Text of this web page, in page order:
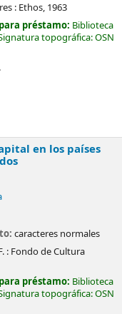
: Ethos, 1963
préstamo: Biblioteca
topográfica:OSN
.
en los países
caracteres normales
: Fondo de Cultura
préstamo: Biblioteca
topográfica:OSN